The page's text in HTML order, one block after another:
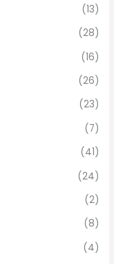
(13)
(28)
(16)
(26)
(23)
(7)
(41)
(24)
(2)
(8)
(4)